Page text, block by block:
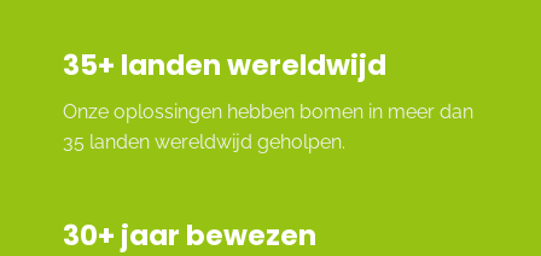
35+ landen wereldwijd
Onze oplossingen hebben bomen in meer dan
35 landen wereldwijd geholpen.
30+ jaar bewezen